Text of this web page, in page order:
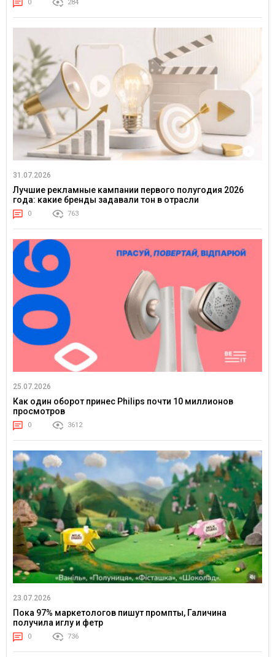
0 284
31.07.2026
Лучшие рекламные кампании первого полугодия 2026
года: какие бренды задавали тон в отрасли
0 763
25.07.2026
Как один оборот принес Philips почти 10 миллионов
просмотров
0 3612
23.07.2026
Пока 97% маркетологов пишут промпты, Галичина
получила иглу и фетр
0 736